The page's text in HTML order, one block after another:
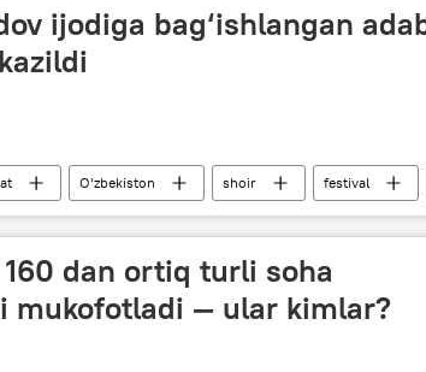
ijodiga bag‘ishlangan
O‘zbekiston shoir festival
dan ortiq turli soha
mukofotladi — ular kimlar?